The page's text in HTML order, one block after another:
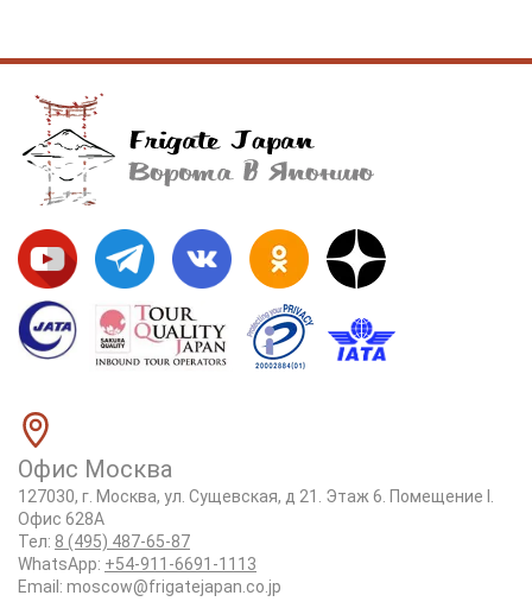
Офис Москва
127030, г. Москва, ул. Сущевская, д 21. Этаж 6. Помещение I.
Офис 628А
Тел: 8 (495) 487-65-87
WhatsApp: +54-911-6691-1113
Email: moscow@frigatejapan.co.jp